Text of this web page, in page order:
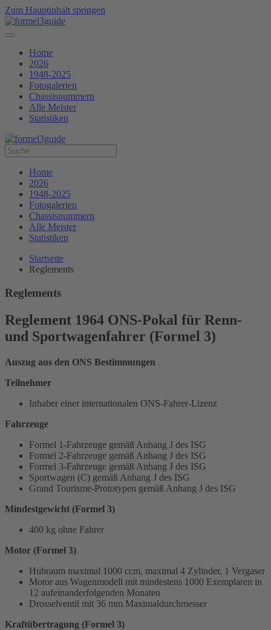
Zum Hauptinhalt springen
Home
2026
1948-2025
Fotogalerien
Chassisnummern
Alle Meister
Statistiken
Home
2026
1948-2025
Fotogalerien
Chassisnummern
Alle Meister
Statistiken
Startseite
Reglements
Reglements
Reglement 1964 ONS-Pokal für Renn-
und Sportwagenfahrer (Formel 3)
Auszug aus den ONS Bestimmungen
Teilnehmer
Inhaber einer internationalen ONS-Fahrer-Lizenz
Fahrzeuge
Formel 1-Fahrzeuge gemäß Anhang J des ISG
Formel 2-Fahrzeuge gemäß Anhang J des ISG
Formel 3-Fahrzeuge gemäß Anhang J des ISG
Sportwagen (C) gemäß Anhang J des ISG
Grand Tourisme-Prototypen gemäß Anhang J des ISG
Mindestgewicht (Formel 3)
400 kg ohne Fahrer
Motor (Formel 3)
Hubraum maximal 1000 ccm, maximal 4 Zylinder, 1 Vergaser
Motor aus Wagenmodell mit mindestens 1000 Exemplaren in
12 aufeinanderfolgenden Monaten
Drosselventil mit 36 mm Maximaldurchmesser
Kraftübertragung (Formel 3)